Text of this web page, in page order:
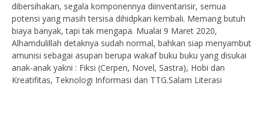
dibersihakan, segala komponennya diinventarisir, semua
potensi yang masih tersisa dihidpkan kembali. Memang butuh
biaya banyak, tapi tak mengapa. Mualai 9 Maret 2020,
Alhamdulillah detaknya sudah normal, bahkan siap menyambut
amunisi sebagai asupan berupa wakaf buku buku yang disukai
anak-anak yakni : Fiksi (Cerpen, Novel, Sastra), Hobi dan
Kreatifitas, Teknologi Informasi dan TTG.Salam Literasi